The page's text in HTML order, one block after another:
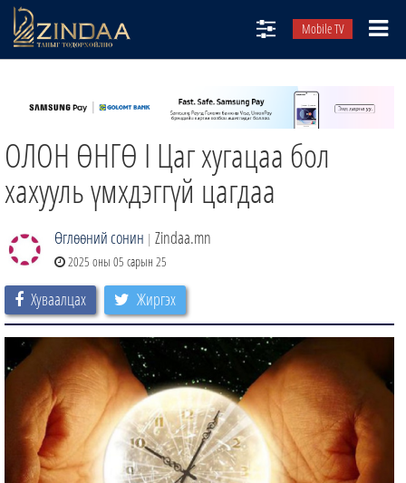
Mobile TV
ТВ8
ӨГЛӨӨНИЙ СОНИН
ЗИНДАА СЭТГҮҮЛ
ОЛОН ӨНГӨ I Цаг хугацаа бол
хахууль үмхдэггүй цагдаа
Өглөөний сонин | Zindaa.mn
2025 оны 05 сарын 25
Хуваалцах Жиргэх